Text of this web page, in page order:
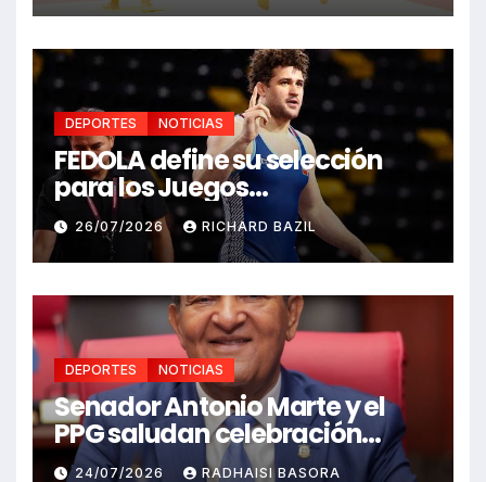
DEPORTES NOTICIAS
FEDOLA define su selección
para los Juegos
Centroamericanos y del
Caribe Santo Domingo 2026
26/07/2026 RICHARD BAZIL
DEPORTES NOTICIAS
Senador Antonio Marte y el
PPG saludan celebración
Juegos Centroamericanos
24/07/2026 RADHAISI BASORA